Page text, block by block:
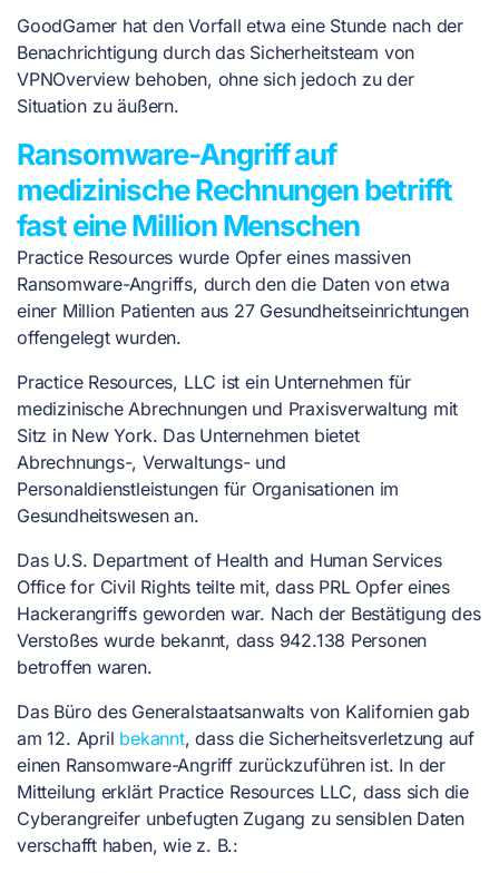
GoodGamer hat den Vorfall etwa eine Stunde nach der
Benachrichtigung durch das Sicherheitsteam von
VPNOverview behoben, ohne sich jedoch zu der
Situation zu äußern.
Ransomware-Angriff auf
medizinische Rechnungen betrifft
fast eine Million Menschen
Practice Resources wurde Opfer eines massiven
Ransomware-Angriffs, durch den die Daten von etwa
einer Million Patienten aus 27 Gesundheitseinrichtungen
offengelegt wurden.
Practice Resources, LLC ist ein Unternehmen für
medizinische Abrechnungen und Praxisverwaltung mit
Sitz in New York. Das Unternehmen bietet
Abrechnungs-, Verwaltungs- und
Personaldienstleistungen für Organisationen im
Gesundheitswesen an.
Das U.S. Department of Health and Human Services
Office for Civil Rights teilte mit, dass PRL Opfer eines
Hackerangriffs geworden war. Nach der Bestätigung des
Verstoßes wurde bekannt, dass 942.138 Personen
betroffen waren.
Das Büro des Generalstaatsanwalts von Kalifornien gab
am 12. April bekannt, dass die Sicherheitsverletzung auf
einen Ransomware-Angriff zurückzuführen ist. In der
Mitteilung erklärt Practice Resources LLC, dass sich die
Cyberangreifer unbefugten Zugang zu sensiblen Daten
verschafft haben, wie z. B.: